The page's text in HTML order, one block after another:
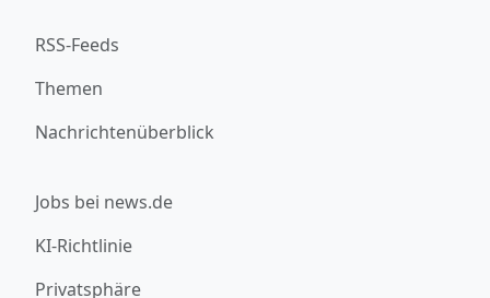
RSS-Feeds
Themen
Nachrichtenüberblick
Jobs bei news.de
KI-Richtlinie
Privatsphäre